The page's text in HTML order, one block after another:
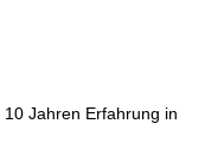
Jahren Erfahrung in